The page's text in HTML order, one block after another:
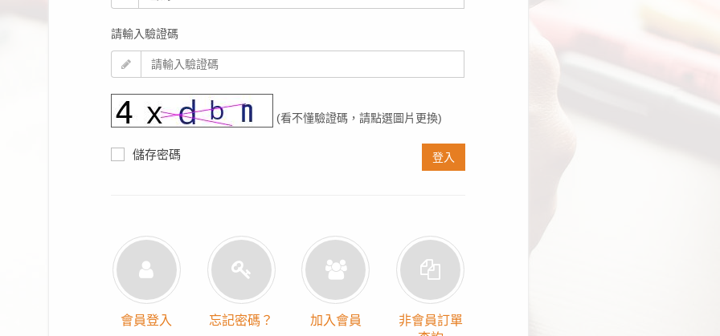
請輸入驗證碼
(看不懂驗證碼，請點選圖片更換)
儲存密碼 登入
會員登入 忘記密碼？ 加入會員
非會員訂單